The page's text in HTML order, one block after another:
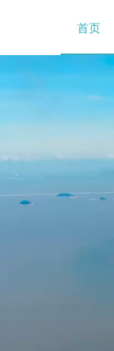
首页